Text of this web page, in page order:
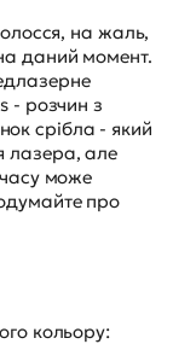
на жаль,
даний момент.
- розчин з
срібла - який
лазера, але
часу може
про
кольору: